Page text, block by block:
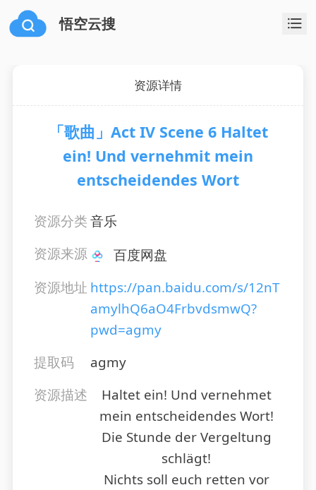
悟空云搜
资源详情
「歌曲」Act IV Scene 6 Haltet
ein! Und vernehmit mein
entscheidendes Wort
资源分类音乐
资源来源
百度网盘
资源地址 https://pan.baidu.com/s/12nT
amylhQ6aO4FrbvdsmwQ?
pwd=agmy
提取码
agmy
资源描述
Haltet ein! Und vernehmet
mein entscheidendes Wort!
Die Stunde der Vergeltung
schlägt!
Nichts soll euch retten vor